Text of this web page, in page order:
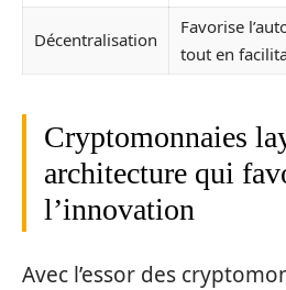
Décentralisation
Favorise
tout en
Cryptomonnaies
architecture qui
l’innovation
Avec l’essor des